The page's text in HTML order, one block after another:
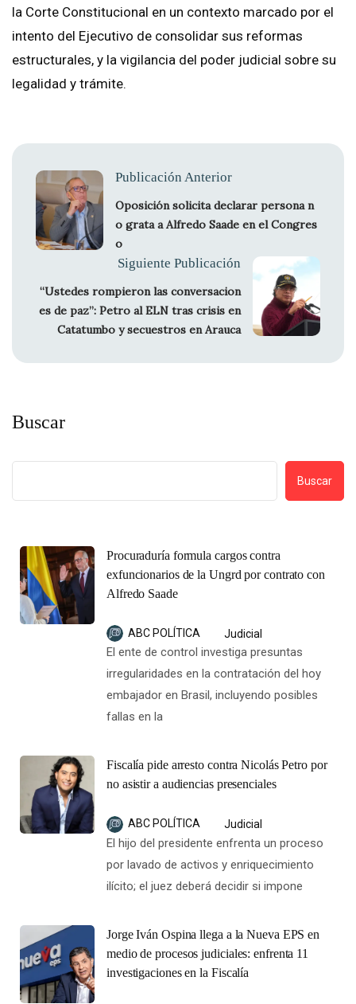
la Corte Constitucional en un contexto marcado por el
intento del Ejecutivo de consolidar sus reformas
estructurales, y la vigilancia del poder judicial sobre su
legalidad y trámite.
Publicación Anterior
Oposición solicita declarar persona n
o grata a Alfredo Saade en el Congres
o
Siguiente Publicación
“Ustedes rompieron las conversacion
es de paz”: Petro al ELN tras crisis en
Catatumbo y secuestros en Arauca
Buscar
Buscar
Procuraduría formula cargos contra
exfuncionarios de la Ungrd por contrato con
Alfredo Saade
ABC POLÍTICA Judicial
El ente de control investiga presuntas
irregularidades en la contratación del hoy
embajador en Brasil, incluyendo posibles
fallas en la
Fiscalía pide arresto contra Nicolás Petro por
no asistir a audiencias presenciales
ABC POLÍTICA Judicial
El hijo del presidente enfrenta un proceso
por lavado de activos y enriquecimiento
ilícito; el juez deberá decidir si impone
Jorge Iván Ospina llega a la Nueva EPS en
medio de procesos judiciales: enfrenta 11
investigaciones en la Fiscalía